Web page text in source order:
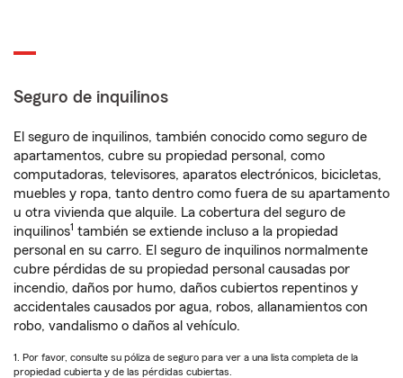
Seguro de inquilinos
El seguro de inquilinos, también conocido como seguro de
apartamentos, cubre su propiedad personal, como
computadoras, televisores, aparatos electrónicos, bicicletas,
muebles y ropa, tanto dentro como fuera de su apartamento
u otra vivienda que alquile. La cobertura del seguro de
inquilinos1 también se extiende incluso a la propiedad
personal en su carro. El seguro de inquilinos normalmente
cubre pérdidas de su propiedad personal causadas por
incendio, daños por humo, daños cubiertos repentinos y
accidentales causados por agua, robos, allanamientos con
robo, vandalismo o daños al vehículo.
1. Por favor, consulte su póliza de seguro para ver a una lista completa de la
propiedad cubierta y de las pérdidas cubiertas.